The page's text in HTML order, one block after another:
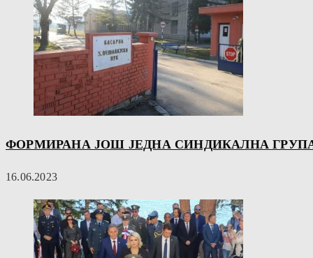
ФОРМИРАНА ЈОШ ЈЕДНА СИНДИКАЛНА
16.06.2023